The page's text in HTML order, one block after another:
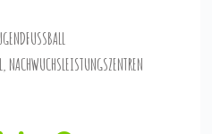
, NACHWUCHSLEISTUNGSZENTREN